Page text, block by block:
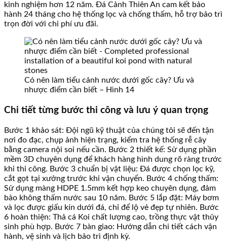
kinh nghiệm hơn 12 năm. Đá Cảnh Thiên An cam kết bảo
hành 24 tháng cho hệ thống lọc và chống thấm, hỗ trợ bảo trì
trọn đời với chi phí ưu đãi.
Có nên làm tiểu cảnh nước dưới gốc cây? Ưu và
nhược điểm cần biết – Hình 14
Chi tiết từng bước thi công và lưu ý quan trọng
Bước 1 khảo sát: Đội ngũ kỹ thuật của chúng tôi sẽ đến tận
nơi đo đạc, chụp ảnh hiện trạng, kiểm tra hệ thống rễ cây
bằng camera nội soi nếu cần. Bước 2 thiết kế: Sử dụng phần
mềm 3D chuyên dụng để khách hàng hình dung rõ ràng trước
khi thi công. Bước 3 chuẩn bị vật liệu: Đá được chọn lọc kỹ,
cắt gọt tại xưởng trước khi vận chuyển. Bước 4 chống thấm:
Sử dụng màng HDPE 1.5mm kết hợp keo chuyên dụng, đảm
bảo không thấm nước sau 10 năm. Bước 5 lắp đặt: Máy bơm
và lọc được giấu kín dưới đá, chỉ để lộ vẻ đẹp tự nhiên. Bước
6 hoàn thiện: Thả cá Koi chất lượng cao, trồng thực vật thủy
sinh phù hợp. Bước 7 bàn giao: Hướng dẫn chi tiết cách vận
hành, vệ sinh và lịch bảo trì định kỳ.